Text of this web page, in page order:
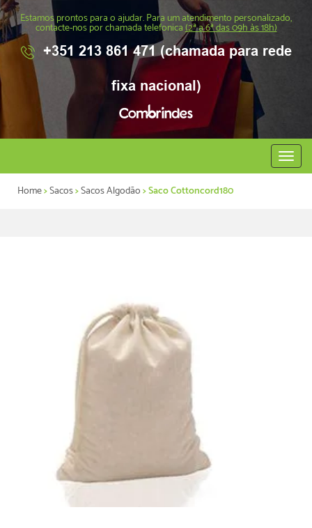
Estamos prontos para o ajudar. Para um atendimento personalizado,
contacte-nos por chamada telefonica(2ª a 6ª das 09h às 18h)
+351 213 861 471 (chamada para rede
fixa nacional)
Abrir
menu
Home>Sacos>Sacos Algodão> Saco Cottoncord180